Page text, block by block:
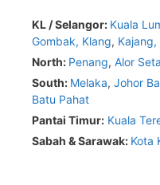
KL / Selangor: Kuala
Gombak, Klang, Kajang,
North: Penang, Alor
South: Melaka, Johor
Batu Pahat
Pantai Timur: Kuala
Sabah & Sarawak: Kota